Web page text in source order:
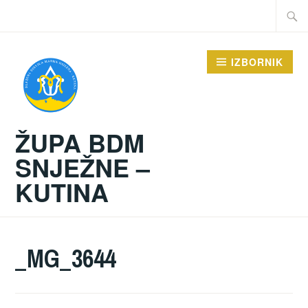
Traži:
ŽUPA BDM
SNJEŽNE –
KUTINA
IZBORNIK
_MG_3644